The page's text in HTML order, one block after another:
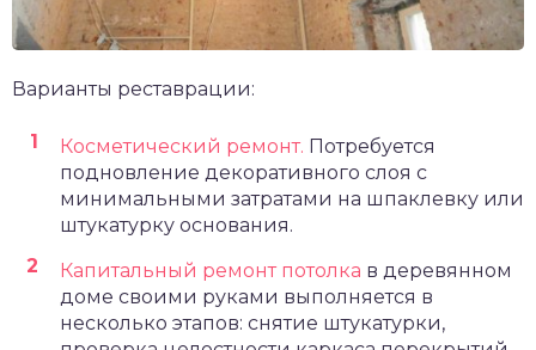
Варианты реставрации:
Косметический ремонт. Потребуется
подновление декоративного слоя с
минимальными затратами на шпаклевку или
штукатурку основания.
Капитальный ремонт потолка в деревянном
доме своими руками выполняется в
несколько этапов: снятие штукатурки,